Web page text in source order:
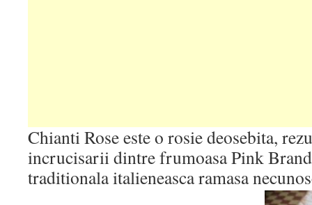
Chianti Rose este o rosie deosebita,
incrucisarii dintre frumoasa Pink
traditionala italieneasca ramasa